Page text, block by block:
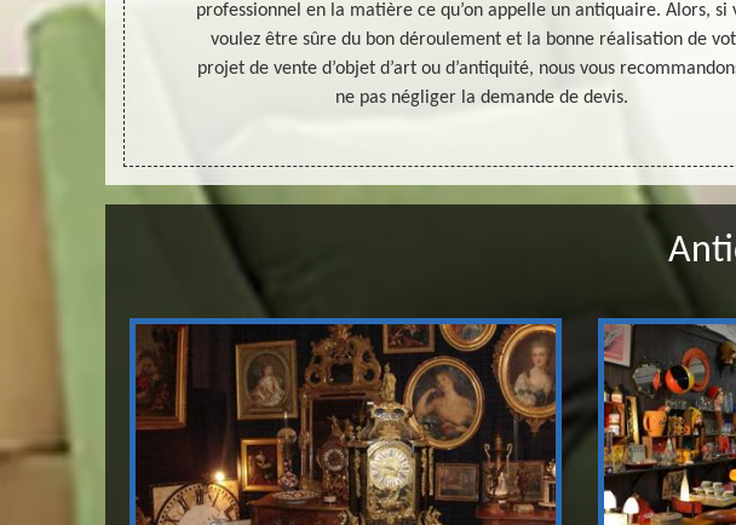
45 peut
professionnel en la matière ce qu’on appelle un antiquaire. Alors, si
voulez être sûre du bon déroulement et la bonne réalisation de
projet de vente d’objet d’art ou d’antiquité, nous vous
ne pas négliger la demande de devis.